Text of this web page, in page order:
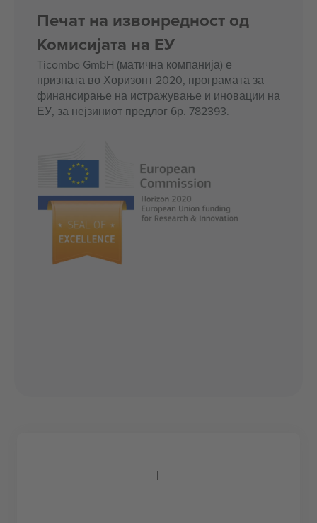
Печат на извонредност од
Комисијата на ЕУ
Ticombo GmbH (матична компанија) е
призната во Хоризонт 2020, програмата за
финансирање на истражување и иновации на
ЕУ, за нејзиниот предлог бр. 782393.